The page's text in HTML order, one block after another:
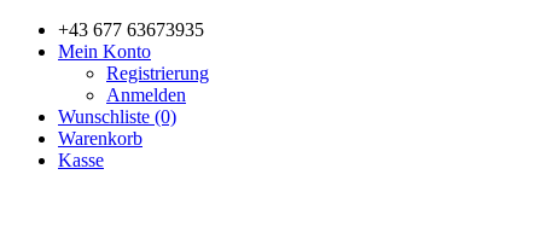
+43 677 63673935
Mein Konto
Registrierung
Anmelden
Wunschliste (0)
Warenkorb
Kasse